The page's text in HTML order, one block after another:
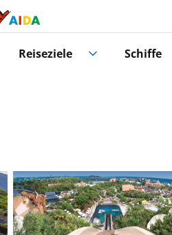
Reiseziele Schiffe